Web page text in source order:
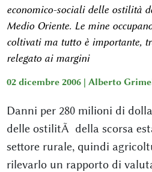
economico-sociali delle ostilità
Medio Oriente. Le mine
coltivati ma tutto è importante,
relegato ai margini
02 dicembre 2006 | Alberto
Danni per 280 milioni di
delle ostilitÃ della scorsa
settore rurale, quindi
rilevarlo un rapporto di